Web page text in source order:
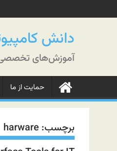
به
دانش
آموزش‌های تخصصی
حمایت از ما
برچسب: harware